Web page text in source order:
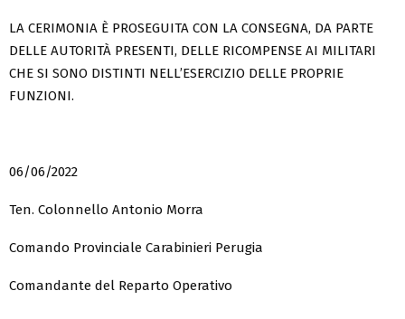
LA CERIMONIA È PROSEGUITA CON LA CONSEGNA, DA PARTE
DELLE AUTORITÀ PRESENTI, DELLE RICOMPENSE AI MILITARI
CHE SI SONO DISTINTI NELL’ESERCIZIO DELLE PROPRIE
FUNZIONI.
06/06/2022
Ten. Colonnello Antonio Morra
Comando Provinciale Carabinieri Perugia
Comandante del Reparto Operativo